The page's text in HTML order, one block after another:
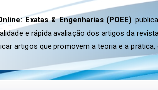
Exatas & Engenharias (POEE)
e rápida avaliação dos artigos da
artigos que promovem a teoria e a